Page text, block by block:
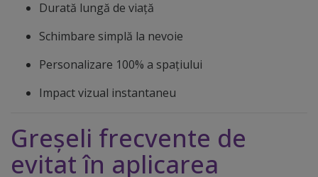
Durată lungă de viață
Schimbare simplă la nevoie
Personalizare 100% a spațiului
Impact vizual instantaneu
Greșeli frecvente de
evitat în aplicarea